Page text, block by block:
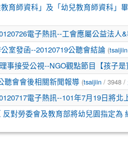
育師資科」及「幼兒教育師資科」
電子熱訊--工會應屬公益法人
室發函--20120719公聽會結論 (tsaijiin
事接受公視--NGO觀點節目【孩子
聽會會後相關新聞報導 (tsaijiin/ 3948 /
電子熱訊--101年7月19日將北
反對勞委會及教育部將幼兒園指定為